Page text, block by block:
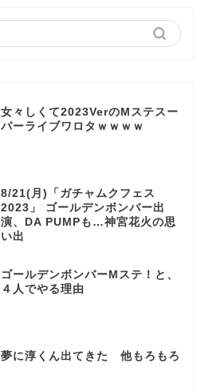
女々しくて2023VerのMステスー
パーライブワロタｗｗｗｗ
8/21(月)「ガチャムクフェス
2023」 ゴールデンボンバー出
演、DA PUMPも…神宮花火の思
い出
ゴールデンボンバーMステ！と、
４人でやる理由
夢に淳くん出てきた 他もろもろ